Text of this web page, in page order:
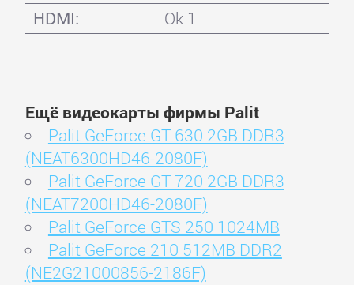
HDMI:
Ok 1
Ещё видеокарты фирмы Palit
Palit GeForce GT 630 2GB DDR3
(NEAT6300HD46-2080F)
Palit GeForce GT 720 2GB DDR3
(NEAT7200HD46-2080F)
Palit GeForce GTS 250 1024MB
Palit GeForce 210 512MB DDR2
(NE2G21000856-2186F)